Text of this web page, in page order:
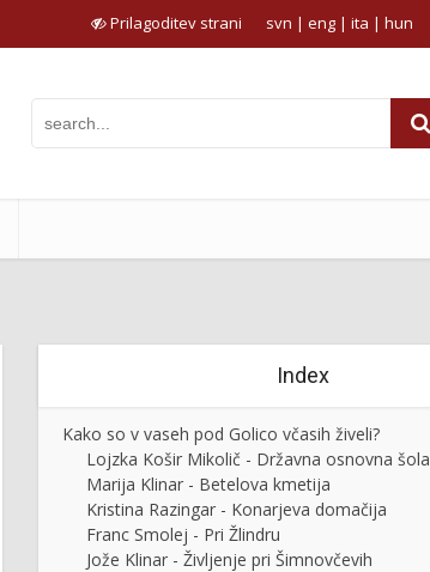
Prilagoditev strani svn | eng | ita | hun
Index
Kako so v vaseh pod Golico včasih živeli?
Lojzka Košir Mikolič - Državna osnovna šola
Marija Klinar - Betelova kmetija
Kristina Razingar - Konarjeva domačija
Franc Smolej - Pri Žlindru
Jože Klinar - Življenje pri Šimnovčevih